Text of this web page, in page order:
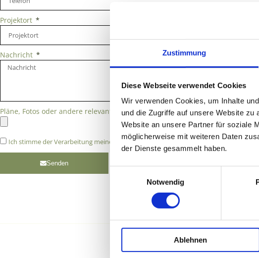
Zustimmung
Diese Webseite verwendet Cookies
Wir verwenden Cookies, um Inhalte
und die Zugriffe auf unsere Website
Website an unsere Partner für soziale
möglicherweise mit weiteren Daten
der Dienste gesammelt haben.
Notwendig
Ablehnen
Projektort
Nachricht
Pläne, Fotos oder andere relevante Dokumente (max. 10MB)
Ich stimme der Verarbeitung meiner Daten gemäß der Datenschutzerklärung zu
Senden